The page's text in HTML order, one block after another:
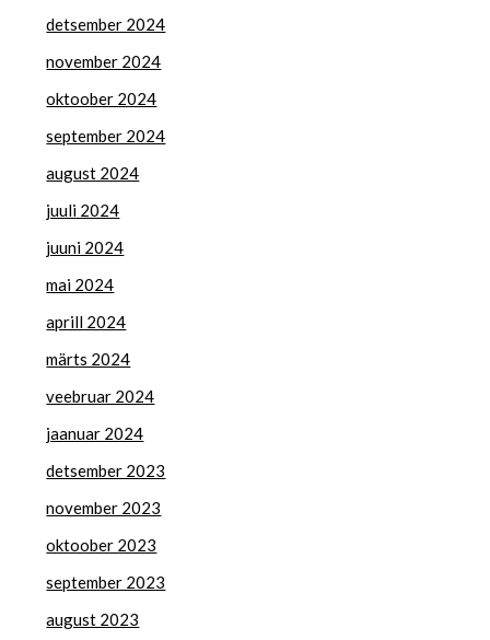
detsember 2024
november 2024
oktoober 2024
september 2024
august 2024
juuli 2024
juuni 2024
mai 2024
aprill 2024
märts 2024
veebruar 2024
jaanuar 2024
detsember 2023
november 2023
oktoober 2023
september 2023
august 2023